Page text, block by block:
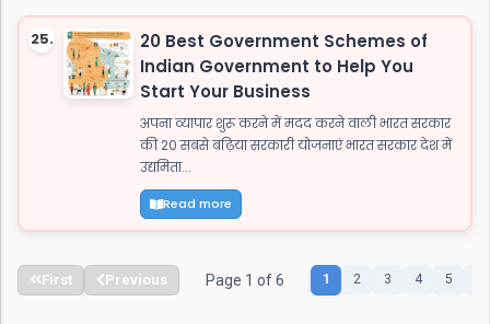
25.
20 Best Government Schemes of
Indian Government to Help You
Start Your Business
अपना व्यापार शुरू करने में मदद करने वाली भारत सरकार
की 20 सबसे बढ़िया सरकारी योजनाएं भारत सरकार देश में
उद्यमिता...
Read more
First Previous Page 1 of 6 1 2 3 4 5